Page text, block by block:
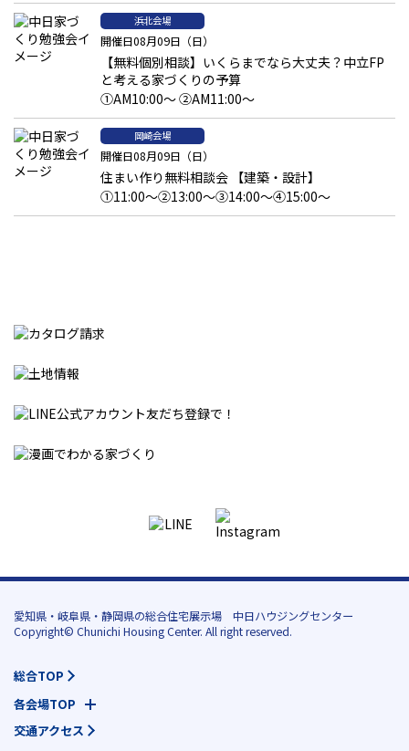
浜北会場
開催日08月09日（日）
【無料個別相談】いくらまでなら大丈夫？中立FP
と考える家づくりの予算
①AM10:00～ ②AM11:00～
岡崎会場
開催日08月09日（日）
住まい作り無料相談会 【建築・設計】
①11:00～②13:00～③14:00～④15:00～
愛知県・岐阜県・静岡県の総合住宅展示場 中日ハウジングセンター
Copyright© Chunichi Housing Center. All right reserved.
総合TOP
各会場TOP
交通アクセス